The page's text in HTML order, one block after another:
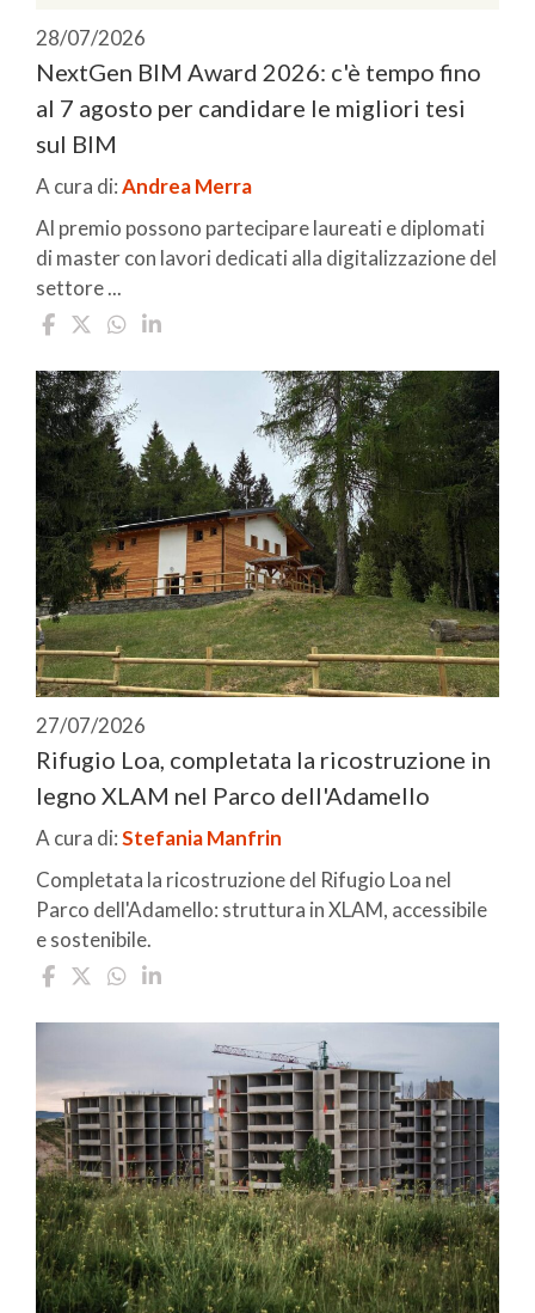
28/07/2026
NextGen BIM Award 2026: c'è tempo fino
al 7 agosto per candidare le migliori tesi
sul BIM
A cura di:Andrea Merra
Al premio possono partecipare laureati e diplomati
di master con lavori dedicati alla digitalizzazione del
settore ...
27/07/2026
Rifugio Loa, completata la ricostruzione in
legno XLAM nel Parco dell'Adamello
A cura di:Stefania Manfrin
Completata la ricostruzione del Rifugio Loa nel
Parco dell'Adamello: struttura in XLAM, accessibile
e sostenibile.